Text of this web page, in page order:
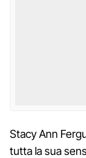
Stacy Ann
tutta la sua